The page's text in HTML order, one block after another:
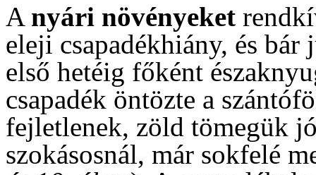
A nyári növényeket
eleji csapadékhiány, és
első hetéig főként
csapadék öntözte a
fejletlenek, zöld tömegük
szokásosnál, már sokfelé